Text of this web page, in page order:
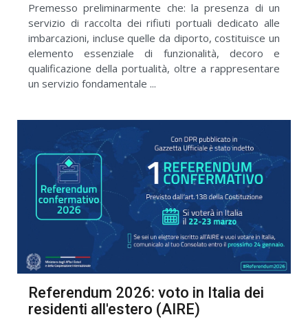
Premesso preliminarmente che: la presenza di un
servizio di raccolta dei rifiuti portuali dedicato alle
imbarcazioni, incluse quelle da diporto, costituisce un
elemento essenziale di funzionalità, decoro e
qualificazione della portualità, oltre a rappresentare
un servizio fondamentale ...
Referendum 2026: voto in Italia dei
residenti all'estero (AIRE)